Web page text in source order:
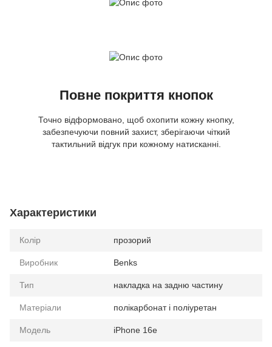
Повне покриття кнопок
Точно відформовано, щоб охопити кожну кнопку,
забезпечуючи повний захист, зберігаючи чіткий
тактильний відгук при кожному натисканні.
Характеристики
Колір прозорий
Виробник Benks
Тип накладка на задню частину
Матеріали полікарбонат і поліуретан
Модель iPhone 16e